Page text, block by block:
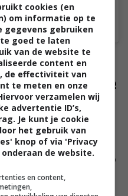
(@sanitairkamer)
voor jullie
de perfecte
tegen twee
Schrijf daarom op
in de badkamer.
cookies (en
om informatie op te
gegevens gebruiken
goed te laten
van de website te
content en
de effectiviteit van
te meten en onze
verzamelen wij
advertentie ID’s,
Je kunt je cookie
het gebruik van
knop of via 'Privacy
de website.
en content,